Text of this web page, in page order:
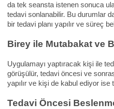
da tek seansta istenen sonuca
tedavi sonlanabilir. Bu durumlar
bir tedavi planı yapılır ve süreç
Birey ile Mutabakat ve
Uygulamayı yaptıracak kişi ile
görüşülür, tedavi öncesi ve
yapılır ve kişi de kabul ediyor ise
Tedavi Öncesi